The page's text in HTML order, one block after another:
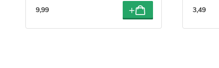
9,99
3,49